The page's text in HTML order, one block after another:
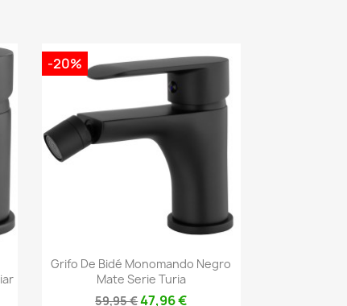
Vista rápida
Grifo De Bidé Monomando Negro
Mate Serie Turia
59,95 €47,96 €
-20%